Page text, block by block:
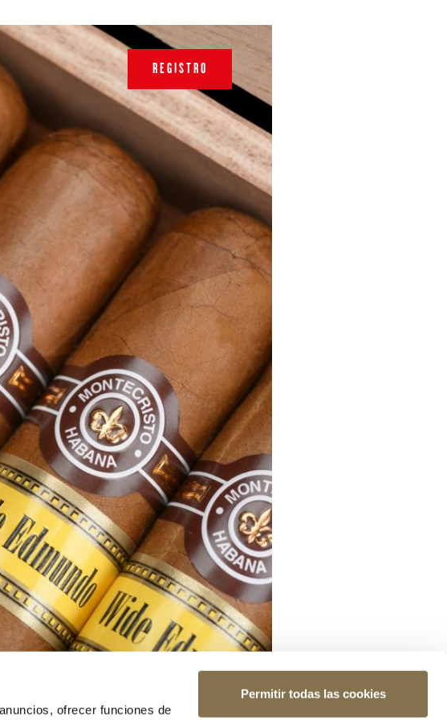
ofrecer funciones de
Permitir todas las cookies
REGISTRO